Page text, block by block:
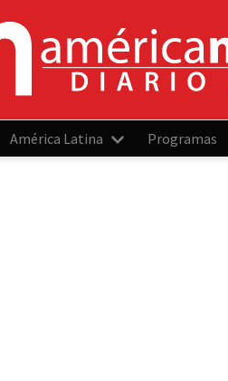
América Latina Programas